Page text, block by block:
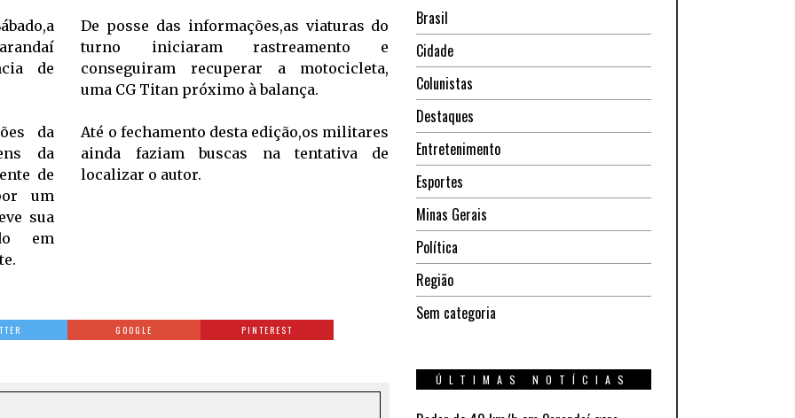
de
da
da
de
um
sua
em
De posse das informações,as viaturas do
turno iniciaram rastreamento e
conseguiram recuperar a motocicleta,
uma CG Titan próximo à balança.
Até o fechamento desta edição,os militares
ainda faziam buscas na tentativa de
localizar o autor.
GOOGLE PINTEREST
Brasil
Cidade
Colunistas
Destaques
Entretenimento
Esportes
Minas Gerais
Política
Região
Sem categoria
ÚLTIMAS NOTÍCIAS